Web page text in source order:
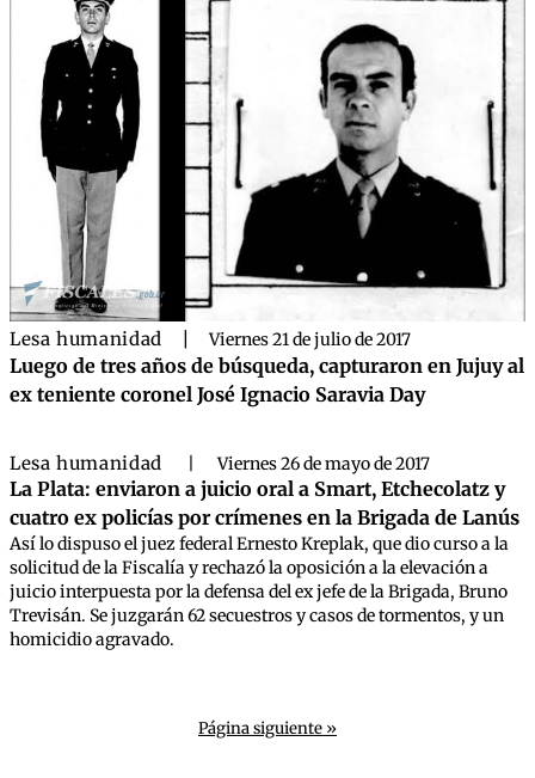
Lesa humanidad Viernes 21 de julio de 2017
Luego de tres años de búsqueda, capturaron en Jujuy al
ex teniente coronel José Ignacio Saravia Day
Lesa humanidad Viernes 26 de mayo de 2017
La Plata: enviaron a juicio oral a Smart, Etchecolatz y
cuatro ex policías por crímenes en la Brigada de Lanús
Así lo dispuso el juez federal Ernesto Kreplak, que dio curso a la
solicitud de la Fiscalía y rechazó la oposición a la elevación a
juicio interpuesta por la defensa del ex jefe de la Brigada, Bruno
Trevisán. Se juzgarán 62 secuestros y casos de tormentos, y un
homicidio agravado.
Página siguiente »